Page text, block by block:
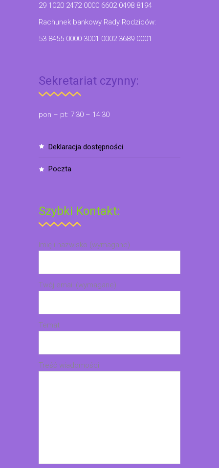
29 1020 2472 0000 6602 0498 8194
Rachunek bankowy Rady Rodziców:
53 8455 0000 3001 0002 3689 0001
Sekretariat czynny:
pon – pt: 7:30 – 14:30
deklaracja dostępności
poczta
Szybki Kontakt:
Imię i nazwisko (wymagane)
Twój email (wymagane)
Temat
Treść wiadomości